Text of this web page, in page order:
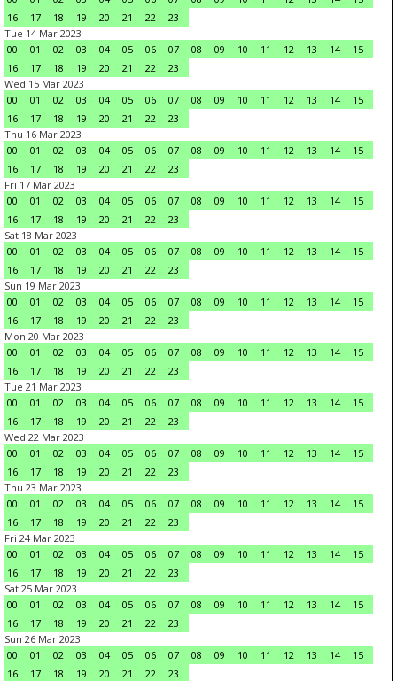
16
17 18 19 20 21 22
23
Tue 14 Mar 2023
00
01 02 03 04 05 06 07 08 09 10 11 12 13 14
15
16
17 18 19 20 21 22
23
Wed 15 Mar 2023
00
01 02 03 04 05 06 07 08 09 10 11 12 13 14
15
16
17 18 19 20 21 22
23
Thu 16 Mar 2023
00
01 02 03 04 05 06 07 08 09 10 11 12 13 14
15
16
17 18 19 20 21 22
23
Fri 17 Mar 2023
00
01 02 03 04 05 06 07 08 09 10 11 12 13 14
15
16
17 18 19 20 21 22
23
Sat 18 Mar 2023
00
01 02 03 04 05 06 07 08 09 10 11 12 13 14
15
16
17 18 19 20 21 22
23
Sun 19 Mar 2023
00
01 02 03 04 05 06 07 08 09 10 11 12 13 14
15
16
17 18 19 20 21 22
23
Mon 20 Mar 2023
00
01 02 03 04 05 06 07 08 09 10 11 12 13 14
15
16
17 18 19 20 21 22
23
Tue 21 Mar 2023
00
01 02 03 04 05 06 07 08 09 10 11 12 13 14
15
16
17 18 19 20 21 22
23
Wed 22 Mar 2023
00
01 02 03 04 05 06 07 08 09 10 11 12 13 14
15
16
17 18 19 20 21 22
23
Thu 23 Mar 2023
00
01 02 03 04 05 06 07 08 09 10 11 12 13 14
15
16
17 18 19 20 21 22
23
Fri 24 Mar 2023
00
01 02 03 04 05 06 07 08 09 10 11 12 13 14
15
16
17 18 19 20 21 22
23
Sat 25 Mar 2023
00
01 02 03 04 05 06 07 08 09 10 11 12 13 14
15
16
17 18 19 20 21 22
23
Sun 26 Mar 2023
00
01 02 03 04 05 06 07 08 09 10 11 12 13 14
15
16
17 18 19 20 21 22
23